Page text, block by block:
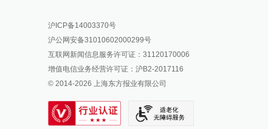
澎湃新闻公众号
澎湃新闻抖音号
派生万物开放平台
IP SHANGHAI
SIXTH TONE
报料邮箱: news@thepaper.cn
沪ICP备14003370号
沪公网安备31010602000299号
互联网新闻信息服务许可证：31120170006
增值电信业务经营许可证：沪B2-2017116
© 2014-2026 上海东方报业有限公司